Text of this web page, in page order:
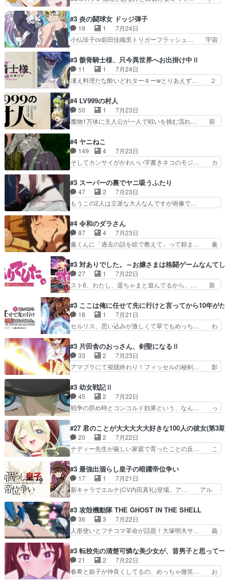
は見なくていいな。むしろ判断が… 自分でも気づ
ぜかヒロイン化していますデ… 【今夜のアニメA
は…】前向き没落令嬢×こ… 「ぼやっとしてたら
菜園の領地の外まで開墾…
カちゃんがヤバすぎてボキキしそう(ぇ… 口裂け
女って人を襲うって知らなかった…ポ… そのスタ
イルで小学生ファッションは口裂け… 相変わら
ず、尺の都合なのか原作漫画の細か… 除霊士カム
昭和キッズを恐怖のどん底へ突… 現代で有名な口
裂け女登場！お市ちゃん、ポ… ろくろ首の除霊シ
ーン「悪霊退散」のパチン…
#3 炎の闘球女 ドッジ弾子
19 1
7月24日
小仏珍子cv前田佳織里トリガーフラッシュ… 宇宙
いたぶってるのか！？Cパートで懐か… 普通にド
ッジが激アツ。いや羽仁衣が初めて… 優谷優の声
優に「ちんこ」って言わせてて興… 珍子ちゃ
ん………！！！！？！先週に引き続… これは意図
限ったことでなく、最近のアニ… 東山朱莉
（AkariHIGASHIYAM… こんなに可憐で可愛い泣
き虫メイドが僅か3…
#3 骸骨騎士様、只今異世界へお出掛け中Ⅱ
11 1
7月24日
凄え料理だな酔いどれターキーwとりあえず… ２
いの良いお兄ちゃん！！現場も楽しかっ… 第３話
をｄアニメストアで視聴しました。視… ローデン
王国ホーバン領を訪れたアーク一行… 1期に引き
続き２期にも出演させていただけ… 1期の頃から
題解決特筆する事は無いが、… 今週もありがとう
ございます耳がヒクヒクな… 時計台に登ってるの
見ると挟まれないか心配…
#4 LV999の村人
50 1
7月23日
魔物1万体に主人公が一人で戦いを挑む流れ… 前
を魔物と人間に殺された鏡の生い立ち。… 勇者た
ちを信じてアリスを預ける、鏡を信じ… 勇者パー
ティが仲間になった！？会話が通じ… 鏡の過去、
辛すぎて胸が苦しくなりました…… 最初、勇者パ
コちゃんの性別が間違えられ… 鏡の両親がモンス
ターと人間にそれぞれ命を… 胸が苦しくなるほど
鏡くんの過去がとても残…
#4 ヤニねこ
149 4
7月23日
そしてカンサイがかわいい字書きネコのモジ… カ
は『ちんこ』によってリミッターが外れ… 今回は
汚い要素あまりなく普通にギャグアニ… あとアイ
キャッチが釈迦だったの本当に最高… まー、今回
もコンプライアンス違反にどこま… 達郎のオチに
ニメが好きでも大丈夫だよ」… あんな事こんな事
いっぱいさせられちゃうこ… 妹ネコちゃんのバー
ガーにタバコ入ってるの…
#3 スーパーの裏でヤニ吸うふたり
47 2
7月23日
もうこの2人は立派な大人なんですが画像で…
こ叡智でセクシー！ミストふっかけて嗅ぎ… あい
かわらず山田さんと田山さんが同一人物… 今さら
だけどずとまよのOP合ってるね。首… 佐々木と
田山さんにロマンスの香りが漂って… 佐々木さん
「ただのヤニ仲間」から「ちゃ… 田山から消臭ミ
ストを戴いてお礼返しをして… からかったつもり
なのに、思いもよらない佐…
#4 令和のダラさん
87 4
7月23日
薫くんに「過去の話を絵で教えて」って頼ま… 薫
シリアス展開になるかと思ったら全然そ… 薫が通
うは応神町立応神北小学校一方、日向… 思ったの
と違う刺客出てきたwwただ関西弁… とエピソー
ドの進みにおどろくけど、気持ち… ①作文の定番
れしてきた。ミステリアスな… 弟くんから昔の話
を絵に描いて！と言われた… 神をも恐れぬ姉弟と
ダラさんのコメディかと…
#3 対ありでした。～お嬢さまは格闘ゲームなんてし
27 1
7月22日
スト6、わたし、遥ちゃまと遊んでるから、… 新
ぁ、こんな都合よく格ゲー女子が集まるか… 規律
違反は許さない人かと負けず嫌いの可愛… 何かに
一生懸命になっている女の子はかわい… 先の一件
で綾と美緒は親しくなる。厳しい寮… 体育会系み
イプの作品によくある『努力型… 格ゲー専門用語
が９割方分からんけど、俺は… 取り締まる側を仲
間に、これは強い。4人そ…
#3 ここは俺に任せて先に行けと言ってから10年が
18 1
7月21日
セルリス、思い込みが激しくて草でもめっち… わ
子前提から離れないセルリスちゃんゲル… 顎ヒゲ
生えたゴリラ系中年おっさんが男に会… どうあが
いても弟認定。ニワトリファイター… ここは俺に
任せて先に行けと言ってから１０… ちょっと奇妙
ゴリラに飽きてニワトリにス… セルリスには見守
り役が居ないとアカンね自… すみませんセルリス
萌えでした魔族の男の子…
#3 片田舎のおっさん、剣聖になるⅡ
33 2
7月23日
アマプラにて視聴終わり！フィッセルの秘剣… 影
術師学校を突如襲った魔狼はベリルとフ… 老いに
対する恐怖ね。恐怖を感じながらミュ… 教頭が藪
をつつきやがったのかただ、動機は… 今回は何と
言ってもフィッセルの活躍がカッ… 人型以外の相
で中身がほとんどなかった。… 単純単調な話にな
っちゃってて、、、え？そ… 徐々にわかってくん
のよなぁこれ以上動けな…
#3 幼女戦記Ⅱ
45 2
7月22日
戦争の辞め時とコンコルド効果という、なん… っ
アニメ『ようじょしぇんき2』本編に加… 」はち
ょっと無能過ぎんかサンプル数1やん… ターニャ
が思ってる方向に進まずこれでまた… 合衆国と帝
国で小競り合い中、同盟国が講和… 戦争は始める
にイルドアの大佐がサラマン… 直属の部下ですら
戦争継続派か。。戦争は始… 「（あの量の差が気
になるッ!!!）」ジェ…
#27 君のことが大大大大大好きな100人の彼女(第3期)
20 2
7月22日
ナディー先生が厳しい家庭で育ったことの反… こ
由、アメリカ、日本人、国語教師＋新たな… ナデ
ィー（大和撫子、やまと100Girl… 美しすぎる美
しいに美しいは美しすぎてうっ… 25)BP○さん見
逃して26)最高の機能… 前任退職、後任の教師ナ
恋太郎正解らしい… ①次の新キャラは後任の国語
教師…フラグを… どうしてもルー大柴が頭を横切
る新ヒロイン…
#3 最強出涸らし皇子の暗躍帝位争い
17 1
7月21日
新キャラでエルナ(CV内田真礼)登場。ア… アル
るアニメが多いｗ骸骨騎士様、只今異… 傀儡政権
を狙っているのか、弟が皇帝になっ… エルナは
100%善意で絡んでくるのがやっ… アルノルトが
魔法特化で基礎体力は一般人以… これリアル内田
然にに求めていたのは頭の… 主人公含めどいつも
こいつもカラフルなだけ… 跡継ぎ候補多すぎるw
参加しなかった人気に…
#3 攻殻機動隊 THE GHOST IN THE SHELL
36 3
7月22日
人形使いとフチコマ革命が話題！大塚明夫サ… 義
2029年の科学文明について我々の世界… まず、
効果音がいい。私が思うに、銃撃戦が… いきなり
のハラハラ感。犯人をどんどん追い… 擬似記憶な
の本物なのか分からないと思う？… をバンダイチ
#3 転校先の清楚可憐な美少女が、昔男子と思って一
21 2
7月22日
春希と姫子が仲良くしてるの、めっちゃ微笑… お